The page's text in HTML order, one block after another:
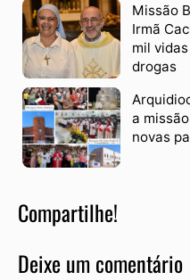
Missão
Irmã
mil vidas
drogas
a
novas
Compartilhe!
Deixe um comentário